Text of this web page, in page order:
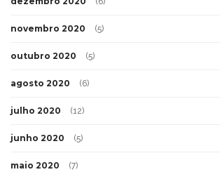
novembro 2020 (5)
outubro 2020 (5)
agosto 2020 (6)
julho 2020 (12)
junho 2020 (5)
maio 2020 (7)